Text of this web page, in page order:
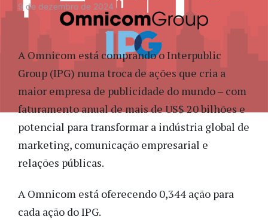
9 de dezembro de 2024
A Omnicom está comprando o Interpublic
Group (IPG) numa troca de ações que cria a
maior empresa de publicidade do mundo – com
faturamento anual de mais de US$ 20 bilhões e
potencial para transformar a indústria global de
marketing, comunicação empresarial e
relações públicas.
A Omnicom está oferecendo 0,344 ação para
cada ação do IPG.